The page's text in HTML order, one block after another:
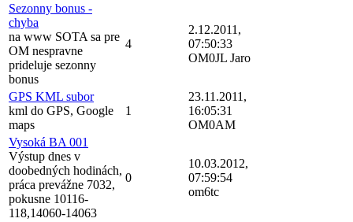
Sezonny bonus -
chyba
na www SOTA sa pre
OM nespravne
prideluje sezonny
bonus
4
2.12.2011,
07:50:33
OM0JL Jaro
GPS KML subor
kml do GPS, Google
maps
1
23.11.2011,
16:05:31
OM0AM
Vysoká BA 001
Výstup dnes v
doobedných hodinách,
práca prevážne 7032,
pokusne 10116-
118,14060-14063
0
10.03.2012,
07:59:54
om6tc